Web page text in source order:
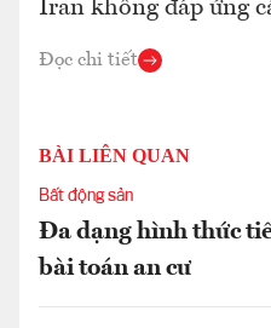
Iran không đáp ứng
Đọc chi tiết
BÀI LIÊN QUAN
Bất động sản
Đa dạng hình thức
bài toán an cư